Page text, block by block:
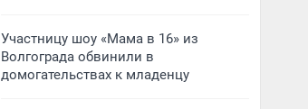
Участницу шоу «Мама в 16» из
Волгограда обвинили в
домогательствах к младенцу